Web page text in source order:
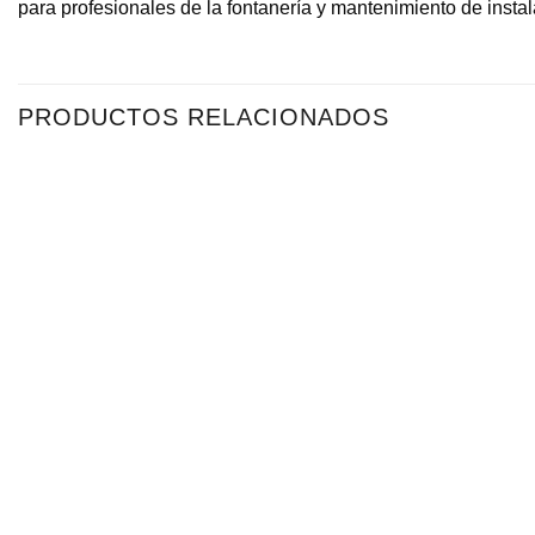
para profesionales de la fontanería y mantenimiento de
PRODUCTOS RELACIONADOS